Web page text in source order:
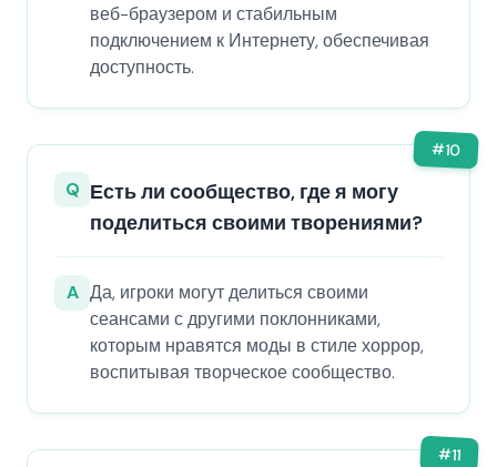
веб-браузером и стабильным
подключением к Интернету, обеспечивая
доступность.
#10
Q Есть ли сообщество, где я могу
поделиться своими творениями?
A Да, игроки могут делиться своими
сеансами с другими поклонниками,
которым нравятся моды в стиле хоррор,
воспитывая творческое сообщество.
#11